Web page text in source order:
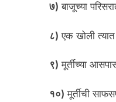
७) बाजूच्या
८) एक खोली
९) मूर्तीच्या
१०) मूर्तीची